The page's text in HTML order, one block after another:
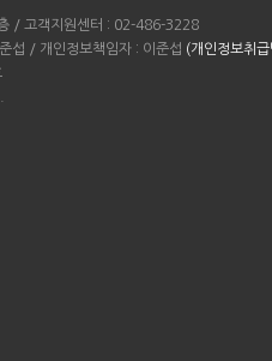
/ 고객지원센터 : 02-486-3228
섭 / 개인정보책임자 : 이준섭 (개인정보취